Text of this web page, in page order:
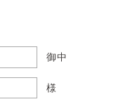
御中
様